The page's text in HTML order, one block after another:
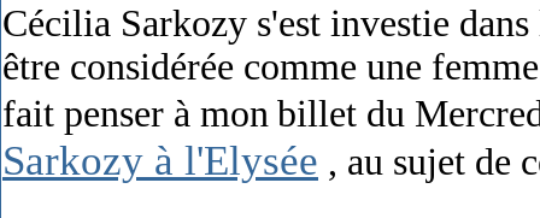
Cécilia Sarkozy s'est investie
être considérée comme une
fait penser à mon billet du
Sarkozy à l'Elysée , au sujet de